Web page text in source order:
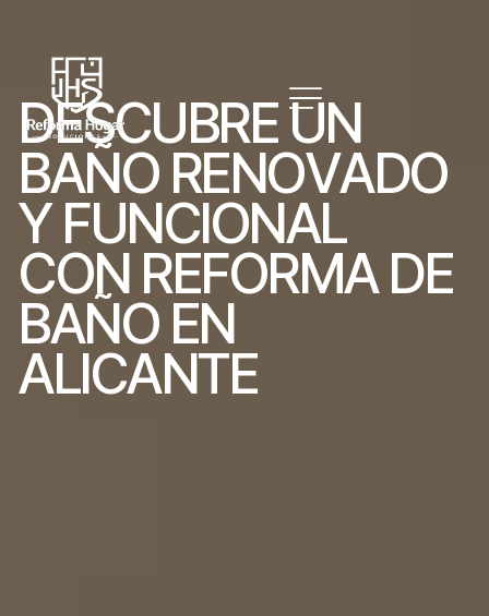
DESCUBREUN
BAÑO RENOVADO
Y FUNCIONAL
CON REFORMA DE
BAÑO EN
ALICANTE